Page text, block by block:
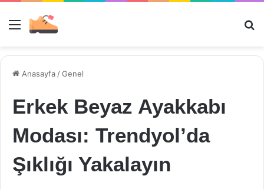
Menü
Anasayfa /Genel
Erkek Beyaz Ayakkabı
Modası: Trendyol’da
Şıklığı Yakalayın